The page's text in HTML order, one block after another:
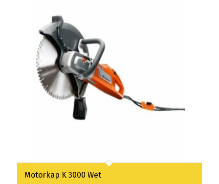
Motorkap K 3000 Wet